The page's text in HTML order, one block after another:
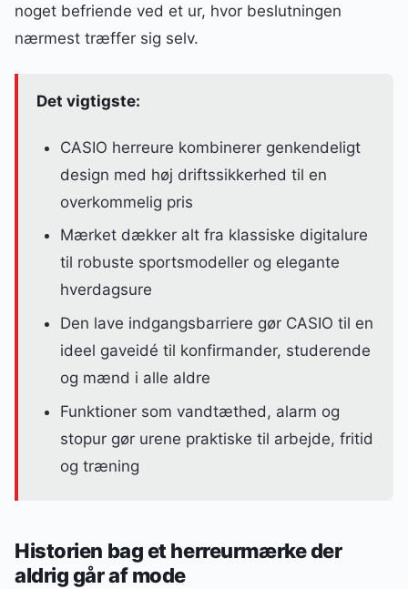
noget befriende ved et ur, hvor beslutningen
nærmest træffer sig selv.
Det vigtigste:
CASIO herreure kombinerer genkendeligt
design med høj driftssikkerhed til en
overkommelig pris
Mærket dækker alt fra klassiske digitalure
til robuste sportsmodeller og elegante
hverdagsure
Den lave indgangsbarriere gør CASIO til en
ideel gaveidé til konfirmander, studerende
og mænd i alle aldre
Funktioner som vandtæthed, alarm og
stopur gør urene praktiske til arbejde, fritid
og træning
Historien bag et herreurmærke der
aldrig går af mode